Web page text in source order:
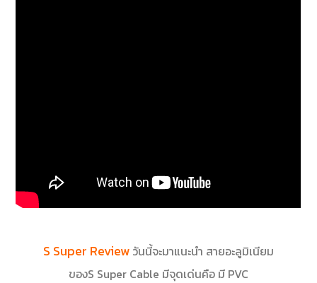
S Super Review วันนี้จะมาแนะนำ สายอะลูมิเนียม
ของS Super Cable มีจุดเด่นคือ มี PVC